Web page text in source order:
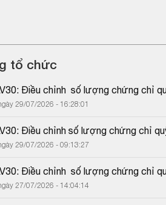
tổ chức
Điều chỉnh  số lượng chứng chỉ
29/07/2026 - 16:28:01
Điều chỉnh số lượng chứng chỉ
29/07/2026 - 09:13:27
Điều chỉnh  số lượng chứng chỉ
27/07/2026 - 14:04:14